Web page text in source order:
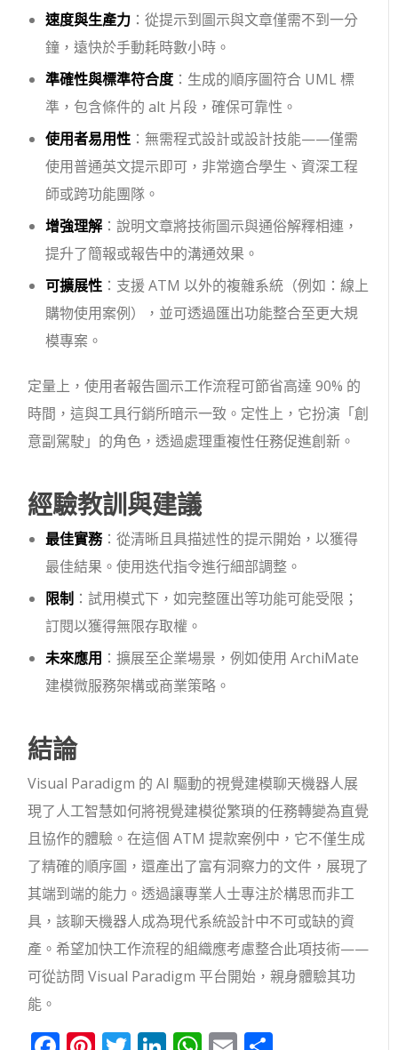
速度與生產力 ：從提示到圖示與文章僅需不到一分
鐘，遠快於手動耗時數小時。
準確性與標準符合度 ：生成的順序圖符合 UML 標
準，包含條件的 alt 片段，確保可靠性。
使用者易用性 ：無需程式設計或設計技能——僅需
使用普通英文提示即可，非常適合學生、資深工程
師或跨功能團隊。
增強理解 ：說明文章將技術圖示與通俗解釋相連，
提升了簡報或報告中的溝通效果。
可擴展性 ：支援 ATM 以外的複雜系統（例如：線上
購物使用案例），並可透過匯出功能整合至更大規
模專案。
定量上，使用者報告圖示工作流程可節省高達 90% 的
時間，這與工具行銷所暗示一致。定性上，它扮演「創
意副駕駛」的角色，透過處理重複性任務促進創新。
經驗教訓與建議
最佳實務：從清晰且具描述性的提示開始，以獲得
最佳結果。使用迭代指令進行細部調整。
限制 ：試用模式下，如完整匯出等功能可能受限；
訂閱以獲得無限存取權。
未來應用 ：擴展至企業場景，例如使用 ArchiMate
建模微服務架構或商業策略。
結論
Visual Paradigm 的 AI 驅動的視覺建模聊天機器人展
現了人工智慧如何將視覺建模從繁瑣的任務轉變為直覺
且協作的體驗。在這個 ATM 提款案例中，它不僅生成
了精確的順序圖，還產出了富有洞察力的文件，展現了
其端到端的能力。透過讓專業人士專注於構思而非工
具，該聊天機器人成為現代系統設計中不可或缺的資
產。希望加快工作流程的組織應考慮整合此項技術——
可從訪問 Visual Paradigm 平台開始，親身體驗其功
能。